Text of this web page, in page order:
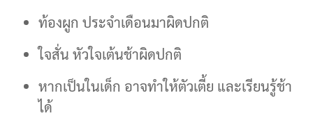
ท้องผูก ประจำเดือนมาผิดปกติ
ใจสั่น หัวใจเต้นช้าผิดปกติ
หากเป็นในเด็ก อาจทำให้ตัวเตี้ย และเรียนรู้ช้า
ได้